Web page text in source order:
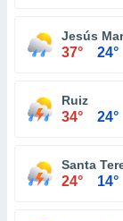
Jesús
37° 24°
Ruiz
34° 24°
Santa
24° 14°